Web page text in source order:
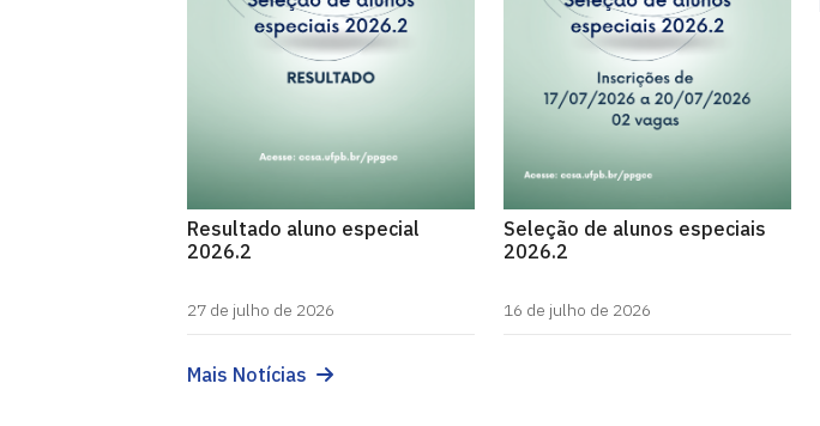
Resultado aluno especial
2026.2
27 de julho de 2026
Seleção de alunos especiais
2026.2
16 de julho de 2026
Mais Notícias